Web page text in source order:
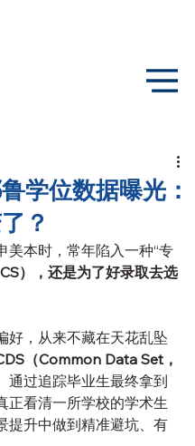
学位数据曝光：
？
美本时，常年陷入一种“专
），还是为了好录取去选
好，从来不藏在天花乱坠
（Common Data Set，
通过追踪毕业生最终拿到
正看清一所学校的学术生
提升中做到精准避坑、有